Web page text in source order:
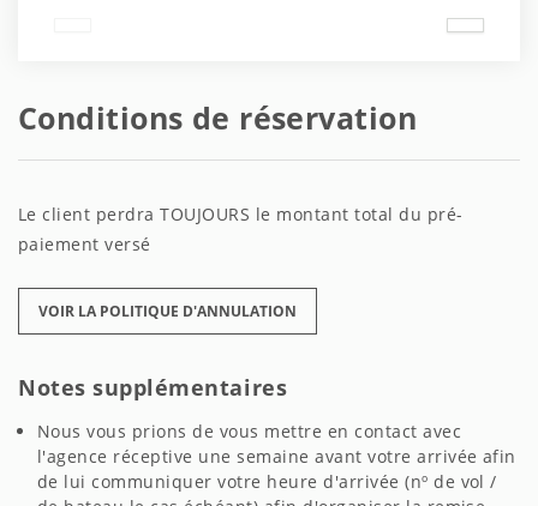
Conditions de réservation
Le client perdra TOUJOURS le montant total du pré-
paiement versé
VOIR LA POLITIQUE D'ANNULATION
Notes supplémentaires
Nous vous prions de vous mettre en contact avec
l'agence réceptive une semaine avant votre arrivée afin
de lui communiquer votre heure d'arrivée (nº de vol /